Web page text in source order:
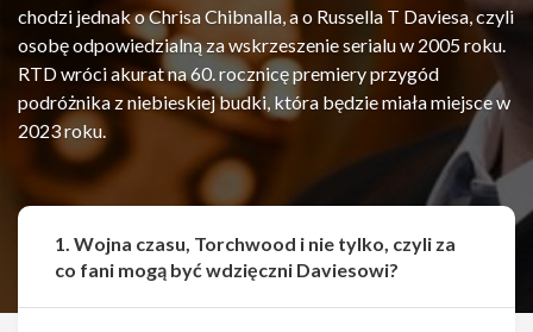
chodzi jednak o Chrisa Chibnalla, a o Russella T Daviesa, czyli
osobę odpowiedzialną za wskrzeszenie serialu w 2005 roku.
RTD wróci akurat na 60. rocznicę premiery przygód
podróżnika z niebieskiej budki, która będzie miała miejsce w
2023 roku.
1. Wojna czasu, Torchwood i nie tylko, czyli za
co fani mogą być wdzięczni Daviesowi?